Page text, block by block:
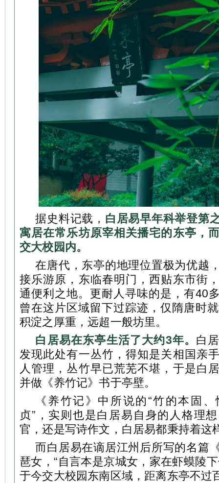
据史料记载， 白居易早年科举登第
寓居在常乐坊原宰相关播宅的东亭，
交大校园内。
在唐代，东亭的地理位置极为优越
接乐游原，东临春明门，西贴东市街
通便利之地。更耐人寻味的是，有40
曾在这片区域留下过踪迹，仅隋唐时
积淀之厚重，远超一般坊里。
白居易在东亭生活了大约3年。 白
发现此处有一丛竹，得知是关相国亲
人管理，丛竹早已荒芜不堪，于是白
并做《养竹记》书于亭壁。
《养竹记》中所说的“竹的本固
贞”，实则也是白居易自身的人格理
官，还是写诗作文，白居易都秉持着这
而白居易在谪居江州后所写的名篇
琶女，“自言本是京城女，家在虾蟆陵
于今交大校园东南区域，距离东亭不过